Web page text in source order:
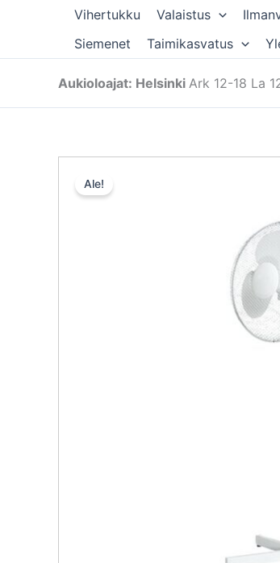
Vihertukku Valaistus
Siemenet
Taimikasvatus
Aukioloajat: Helsinki Ark 12-18 La
Ale!